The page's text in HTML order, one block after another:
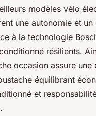
modèles vélo
une autonomie et
à la technologie
résilients.
occasion assure une
équilibrant
et